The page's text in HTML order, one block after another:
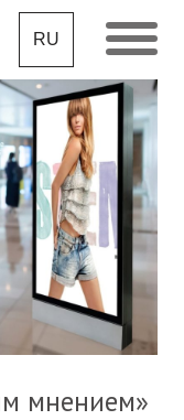
RU
мнением»